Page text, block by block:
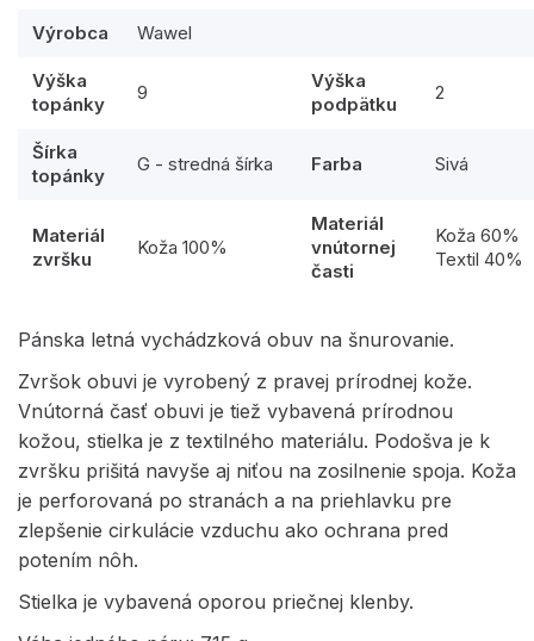
Výrobca Wawel
Výška
topánky
9
Výška
podpätku
2
Šírka
topánky
G - stredná šírka Farba Sivá
Materiál
zvršku
Koža 100%
Materiál
vnútornej
časti
Koža 60%
Textil 40%
Pánska letná vychádzková obuv na šnurovanie.
Zvršok obuvi je vyrobený z pravej prírodnej kože.
Vnútorná časť obuvi je tiež vybavená prírodnou
kožou, stielka je z textilného materiálu. Podošva je k
zvršku prišitá navyše aj niťou na zosilnenie spoja. Koža
je perforovaná po stranách a na priehlavku pre
zlepšenie cirkulácie vzduchu ako ochrana pred
potením nôh.
Stielka je vybavená oporou priečnej klenby.